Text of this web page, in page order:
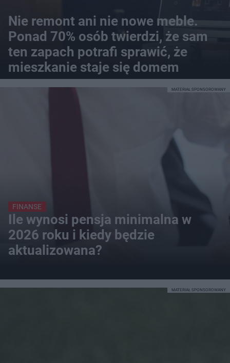
Nie remont ani nie nowe meble.
Ponad 70% osób twierdzi, że sam
ten zapach potrafi sprawić, że
mieszkanie staje się domem
FINANSE
Ile wynosi pensja minimalna w
2026 roku i kiedy będzie
aktualizowana?
MATERIAŁ SPONSOROWANY
MATERIAŁ SPONSOROWANY